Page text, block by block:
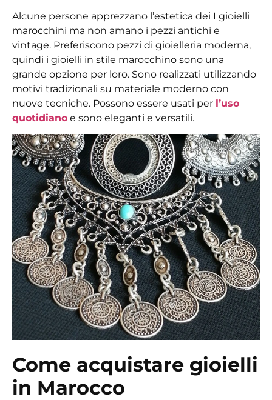
Alcune persone apprezzano l’estetica dei I gioielli
marocchini ma non amano i pezzi antichi e
vintage. Preferiscono pezzi di gioielleria moderna,
quindi i gioielli in stile marocchino sono una
grande opzione per loro. Sono realizzati utilizzando
motivi tradizionali su materiale moderno con
nuove tecniche. Possono essere usati per l’uso
quotidiano e sono eleganti e versatili.
Come acquistare gioielli
in Marocco